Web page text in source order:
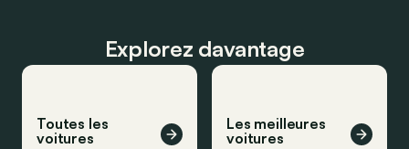
Explorez davantage
Toutes les
voitures
Les meilleures
voitures